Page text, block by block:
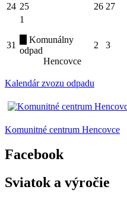
24 25 26 27
31
1
Komunálny
odpad
Hencovce
2 3
Kalendár zvozu odpadu
Komunitné centrum Hencovce
Facebook
Sviatok a výročie